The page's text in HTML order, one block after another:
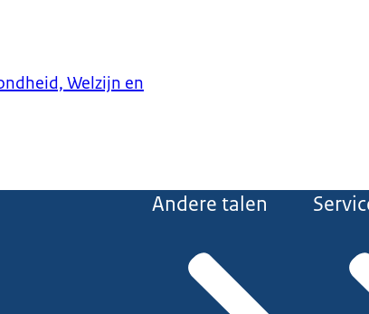
Welzijn en
Andere talen